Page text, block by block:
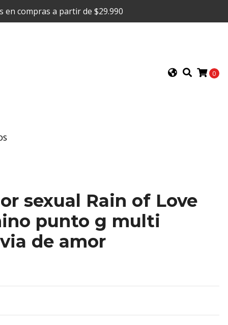
en compras a partir de $29.990
0
sexual Rain of Love
punto g multi
de amor